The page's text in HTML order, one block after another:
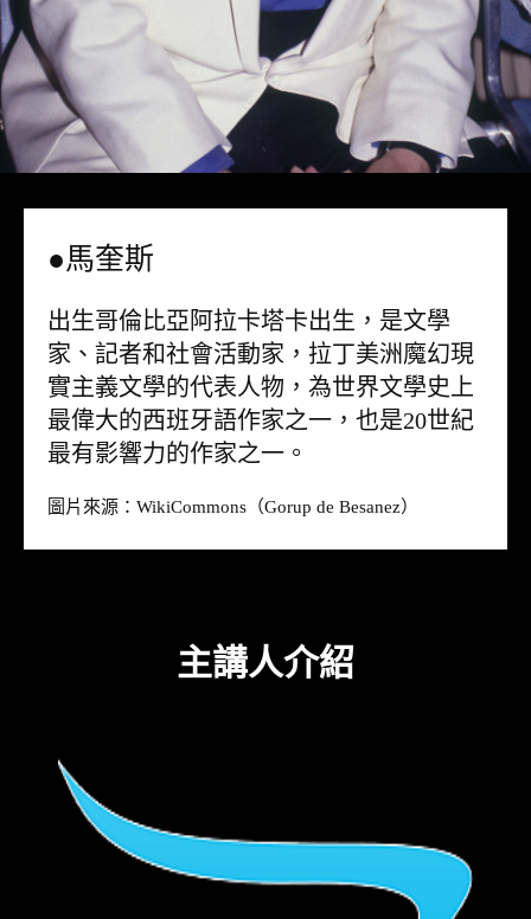
●馬奎斯
出生哥倫比亞阿拉卡塔卡出生，是文學
家、記者和社會活動家，拉丁美洲魔幻現
實主義文學的代表人物，為世界文學史上
最偉大的西班牙語作家之一，也是20世紀
最有影響力的作家之一。
圖片來源： WikiCommons （Gorup de Besanez）
主講人介紹